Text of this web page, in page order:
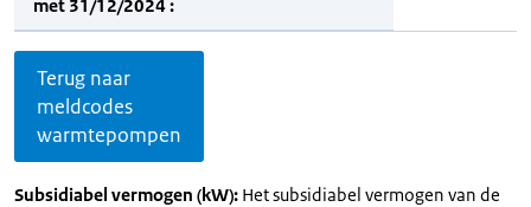
met 31/12/2024 :
Terug naar
meldcodes
warmtepompen
Subsidiabel vermogen (kW): Het subsidiabel vermogen van de